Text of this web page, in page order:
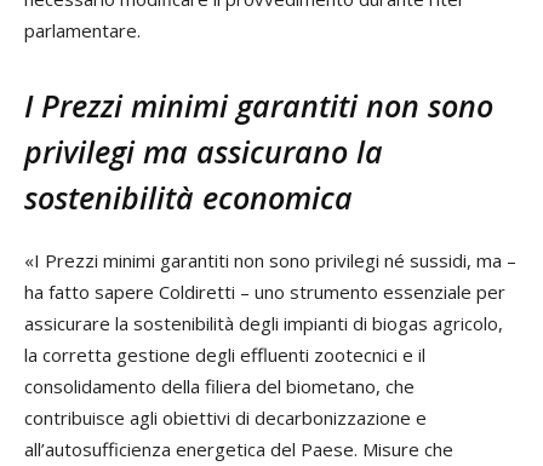
parlamentare.
I Prezzi minimi garantiti non sono
privilegi ma assicurano la
sostenibilità economica
«I Prezzi minimi garantiti non sono privilegi né sussidi, ma –
ha fatto sapere Coldiretti – uno strumento essenziale per
assicurare la sostenibilità degli impianti di biogas agricolo,
la corretta gestione degli effluenti zootecnici e il
consolidamento della filiera del biometano, che
contribuisce agli obiettivi di decarbonizzazione e
all’autosufficienza energetica del Paese. Misure che